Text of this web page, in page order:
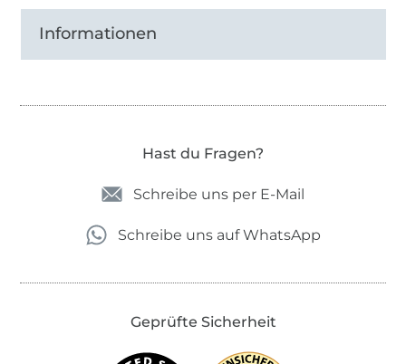
Informationen
Hast du Fragen?
Schreibe uns per E-Mail
Schreibe uns auf WhatsApp
Geprüfte Sicherheit